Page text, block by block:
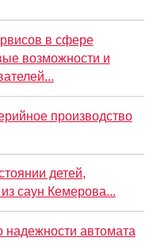
в сфере
возможности и
производство
детей,
саун Кемерова...
автомата